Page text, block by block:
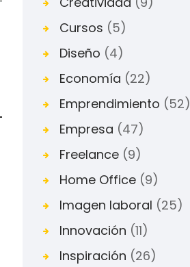
Cursos (5)
Diseño (4)
Economía (22)
Emprendimiento (52)
Empresa (47)
Freelance (9)
Home Office (9)
Imagen laboral (25)
Innovación (11)
Inspiración (26)